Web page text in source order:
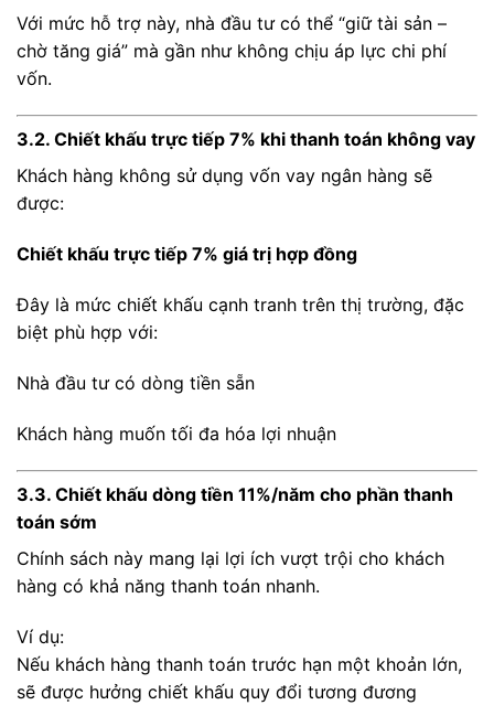
Với mức hỗ trợ này, nhà đầu tư có thể “giữ tài sản –
chờ tăng giá” mà gần như không chịu áp lực chi phí
vốn.
3.2. Chiết khấu trực tiếp 7% khi thanh toán không vay
Khách hàng không sử dụng vốn vay ngân hàng sẽ
được:
Chiết khấu trực tiếp 7% giá trị hợp đồng
Đây là mức chiết khấu cạnh tranh trên thị trường, đặc
biệt phù hợp với:
Nhà đầu tư có dòng tiền sẵn
Khách hàng muốn tối đa hóa lợi nhuận
3.3. Chiết khấu dòng tiền 11%/năm cho phần thanh
toán sớm
Chính sách này mang lại lợi ích vượt trội cho khách
hàng có khả năng thanh toán nhanh.
Ví dụ:
Nếu khách hàng thanh toán trước hạn một khoản lớn,
sẽ được hưởng chiết khấu quy đổi tương đương